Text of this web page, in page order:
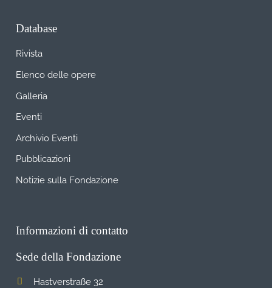
Database
Rivista
Elenco delle opere
Galleria
Eventi
Archivio Eventi
Pubblicazioni
Notizie sulla Fondazione
Informazioni di contatto
Sede della Fondazione
Hastverstraße 32